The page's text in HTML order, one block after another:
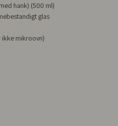
hank) (500 ml)
glas
ikke mikroovn)